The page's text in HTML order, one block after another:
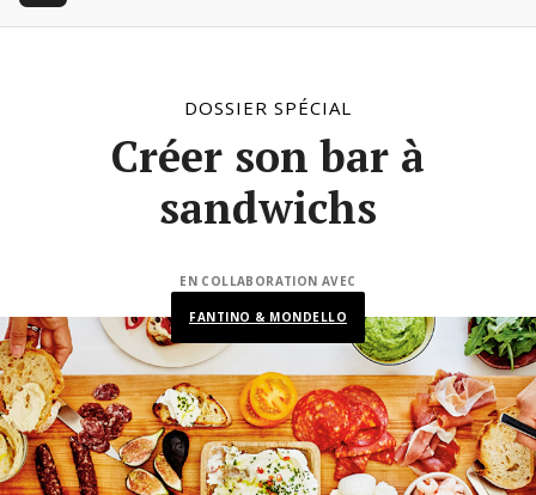
DOSSIER SPÉCIAL
Créer son bar à
sandwichs
EN COLLABORATION AVEC
FANTINO & MONDELLO